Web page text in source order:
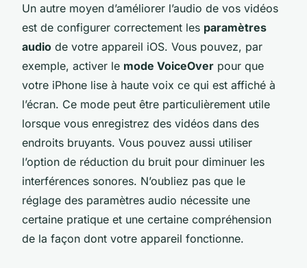
Un autre moyen d’améliorer l’audio de vos vidéos
est de configurer correctement les paramètres
audio de votre appareil iOS. Vous pouvez, par
exemple, activer le mode VoiceOver pour que
votre iPhone lise à haute voix ce qui est affiché à
l’écran. Ce mode peut être particulièrement utile
lorsque vous enregistrez des vidéos dans des
endroits bruyants. Vous pouvez aussi utiliser
l’option de réduction du bruit pour diminuer les
interférences sonores. N’oubliez pas que le
réglage des paramètres audio nécessite une
certaine pratique et une certaine compréhension
de la façon dont votre appareil fonctionne.